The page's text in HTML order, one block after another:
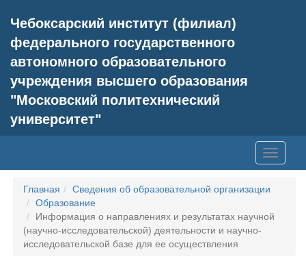
Чебоксарский институт (филиал)
федерального государственного
автономного образовательного
учреждения высшего образования
"Московский политехнический
университет"
Toggle
Главная
Сведения об образовательной организации
Образование
Информация о направлениях и результатах научной
(научно-исследовательской) деятельности и научно-
исследовательской базе для ее осуществления